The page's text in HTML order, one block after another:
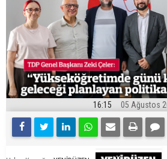
16:15 05 Ağustos